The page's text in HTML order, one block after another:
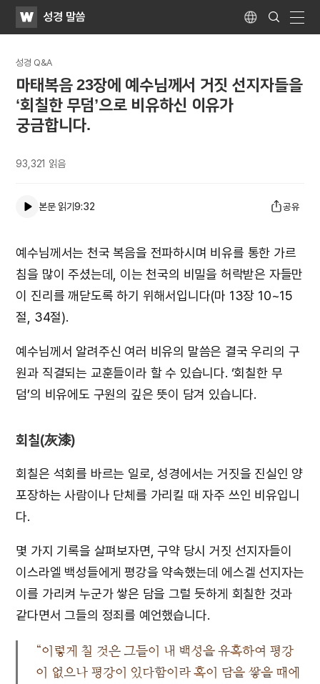
WATV성경 말씀 Language
Search
Submit
성경 Q&A
마태복음 23장에 예수님께서 거짓 선지자들을
‘회칠한 무덤’으로 비유하신 이유가
궁금합니다.
93,321 읽음
본문 읽기9:32 공유
예수님께서는 천국 복음을 전파하시며 비유를 통한 가르
침을 많이 주셨는데, 이는 천국의 비밀을 허락받은 자들만
이 진리를 깨닫도록 하기 위해서입니다(마 13장 10~15
절, 34절).
예수님께서 알려주신 여러 비유의 말씀은 결국 우리의 구
원과 직결되는 교훈들이라 할 수 있습니다. ‘회칠한 무
덤’의 비유에도 구원의 깊은 뜻이 담겨 있습니다.
회칠(灰漆)
회칠은 석회를 바르는 일로, 성경에서는 거짓을 진실인 양
포장하는 사람이나 단체를 가리킬 때 자주 쓰인 비유입니
다.
몇 가지 기록을 살펴보자면, 구약 당시 거짓 선지자들이
이스라엘 백성들에게 평강을 약속했는데 에스겔 선지자는
이를 가리켜 누군가 쌓은 담을 그럴 듯하게 회칠한 것과
같다면서 그들의 정죄를 예언했습니다.
“이렇게 칠 것은 그들이 내 백성을 유혹하여 평강
이 없으나 평강이 있다함이라 혹이 담을 쌓을 때에